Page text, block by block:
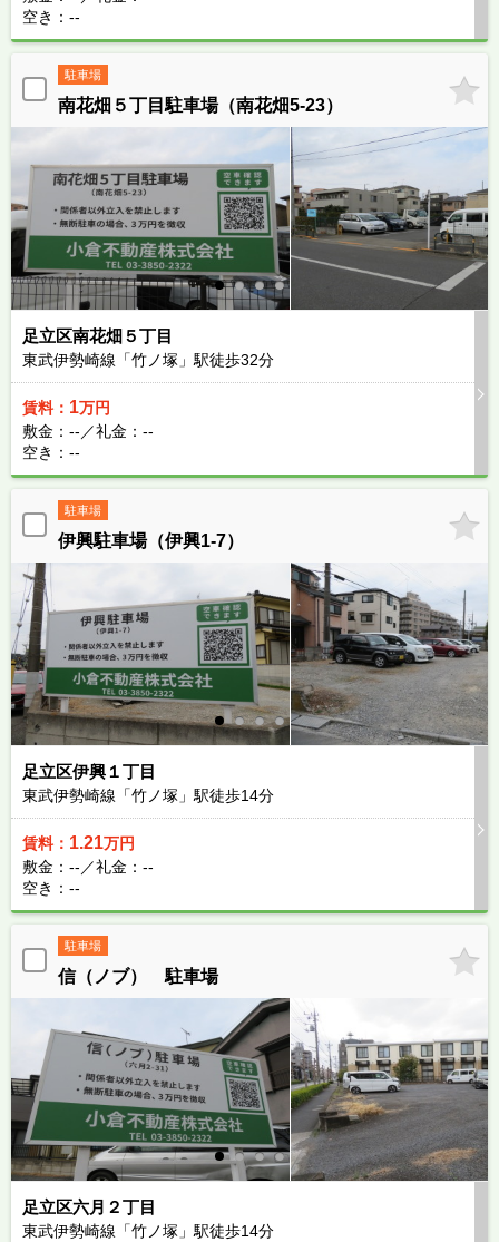
空き：--
駐車場
南花畑５丁目駐車場（南花畑5-23）
足立区南花畑５丁目
東武伊勢崎線「竹ノ塚」駅徒歩32分
賃料： 1万円
敷金：--／礼金：--
空き：--
駐車場
伊興駐車場（伊興1-7）
足立区伊興１丁目
東武伊勢崎線「竹ノ塚」駅徒歩14分
賃料： 1.21万円
敷金：--／礼金：--
空き：--
駐車場
信（ノブ） 駐車場
足立区六月２丁目
東武伊勢崎線「竹ノ塚」駅徒歩14分